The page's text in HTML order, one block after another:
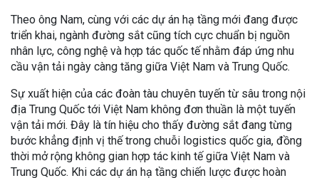
Theo ông Nam, cùng với các dự án hạ tầng mới đang được
triển khai, ngành đường sắt cũng tích cực chuẩn bị nguồn
nhân lực, công nghệ và hợp tác quốc tế nhằm đáp ứng nhu
cầu vận tải ngày càng tăng giữa Việt Nam và Trung Quốc.
Sự xuất hiện của các đoàn tàu chuyên tuyến từ sâu trong nội
địa Trung Quốc tới Việt Nam không đơn thuần là một tuyến
vận tải mới. Đây là tín hiệu cho thấy đường sắt đang từng
bước khẳng định vị thế trong chuỗi logistics quốc gia, đồng
thời mở rộng không gian hợp tác kinh tế giữa Việt Nam và
Trung Quốc. Khi các dự án hạ tầng chiến lược được hoàn